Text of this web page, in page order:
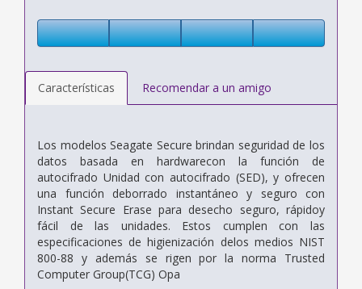
Características Recomendar a un amigo
Los modelos Seagate Secure brindan seguridad de los
datos basada en hardwarecon la función de
autocifrado Unidad con autocifrado (SED), y ofrecen
una función deborrado instantáneo y seguro con
Instant Secure Erase para desecho seguro, rápidoy
fácil de las unidades. Estos cumplen con las
especificaciones de higienización delos medios NIST
800-88 y además se rigen por la norma Trusted
Computer Group(TCG) Opa